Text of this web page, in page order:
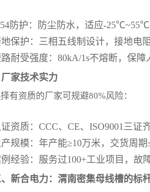
防护：防尘防水，适应-25℃~55℃
保护：三相五线制设计，接地电
耐受强度：80kA/1s不熔断，保障
厂家技术实力
有资质的厂家可规避80%风险：
资质：CCC、CE、ISO9001三证齐
规模：年产能≥10万米，交货周期
经验：服务过100+工业项目，故
、新合电力：渭南密集母线槽的标